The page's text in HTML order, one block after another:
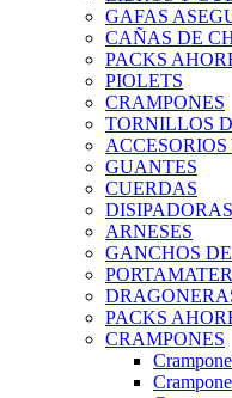
GAFAS
CAÑAS DE
PACKS
PIOLETS
CRAMPONES
TORNILLOS
GUANTES
CUERDAS
DISIPADORAS
ARNESES
GANCHOS
PACKS
CRAMPONES